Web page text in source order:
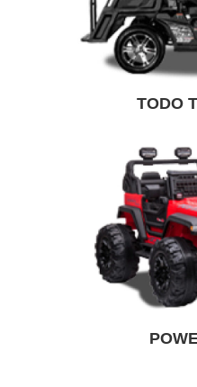
TODO